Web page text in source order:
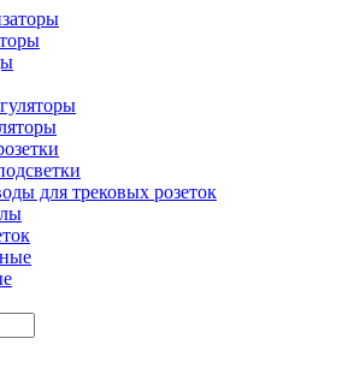
для трековых розеток